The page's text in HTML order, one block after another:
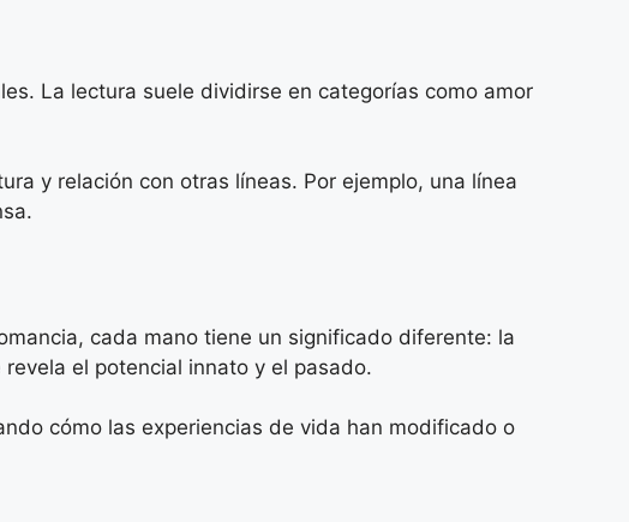
La lectura suele dividirse en categorías como amor
y relación con otras líneas. Por ejemplo, una línea
cada mano tiene un significado diferente: la
el potencial innato y el pasado.
cómo las experiencias de vida han modificado o